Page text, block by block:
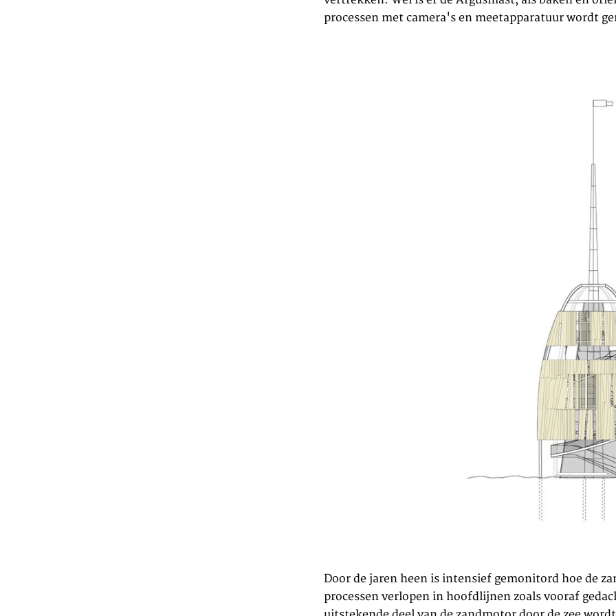
processen met camera's en meetapparatuur wordt
Door de jaren heen is intensief gemonitord hoe de
processen verlopen in hoofdlijnen zoals vooraf